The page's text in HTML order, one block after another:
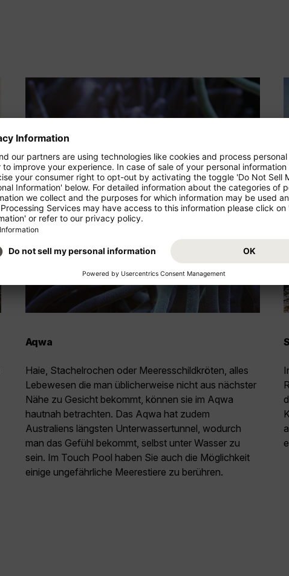
Aqwa
Haie, Stachelrochen oder Meeresschildkröten, alles
Lebewesen die man üblicherweise nicht aus nächster
Nähe zu Gesicht bekommt, können sie im Aqwa
hautnah betrachten. Das Aqwa hat zudem
Australiens längsten Unterwassertunnel, wodurch
man das Gefühl bekommt, selbst unter Wasser zu
sein. Im Touch Pool haben Sie auch die Möglichkeit
einige ungefährliche Meerestiere zu berühren.